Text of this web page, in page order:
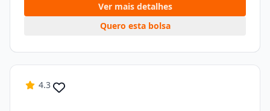
Ver mais detalhes
Quero esta bolsa
4.3